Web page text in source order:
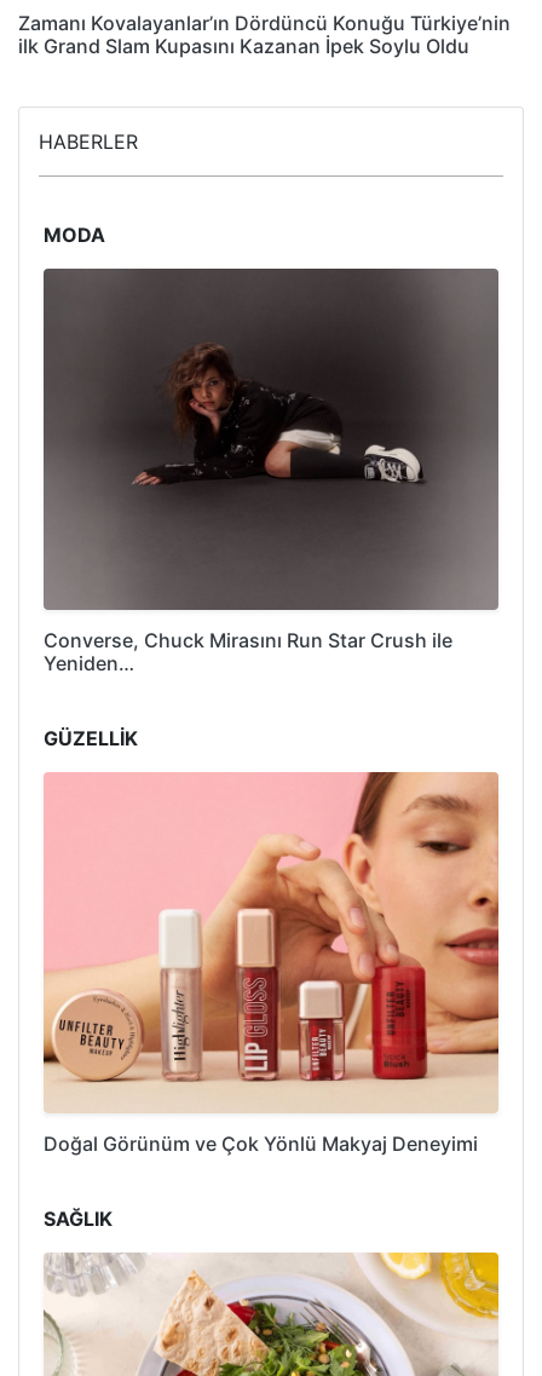
Zamanı Kovalayanlar’ın Dördüncü Konuğu Türkiye’nin
ilk Grand Slam Kupasını Kazanan İpek Soylu Oldu
HABERLER
MODA
Converse, Chuck Mirasını Run Star Crush ile
Yeniden…
GÜZELLİK
Doğal Görünüm ve Çok Yönlü Makyaj Deneyimi
SAĞLIK